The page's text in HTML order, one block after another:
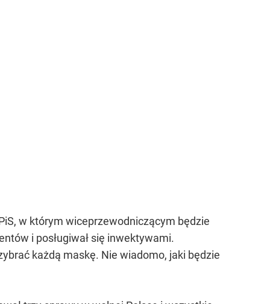
w którym wiceprzewodniczącym będzie
i posługiwał się inwektywami.
każdą maskę. Nie wiadomo, jaki będzie